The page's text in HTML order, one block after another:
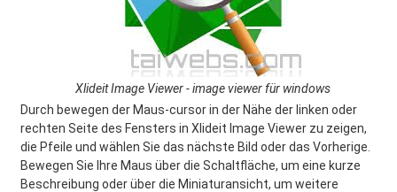
Xlideit Image Viewer - image viewer für windows
Durch bewegen der Maus-cursor in der Nähe der linken oder
rechten Seite des Fensters in Xlideit Image Viewer zu zeigen,
die Pfeile und wählen Sie das nächste Bild oder das Vorherige.
Bewegen Sie Ihre Maus über die Schaltfläche, um eine kurze
Beschreibung oder über die Miniaturansicht, um weitere